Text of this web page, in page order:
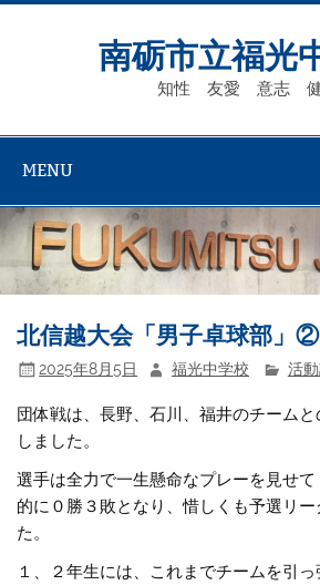
Skip
南砺市立福光
知性 友愛 意志
MENU
北信越大会「男子卓球部」②
2025年8月5日 福光中学校 活
団体戦は、長野、石川、福井のチーム
しました。
選手は全力で一生懸命なプレーを見せ
的に０勝３敗となり、惜しくも予選リ
た。
１、２年生には、これまでチームを引